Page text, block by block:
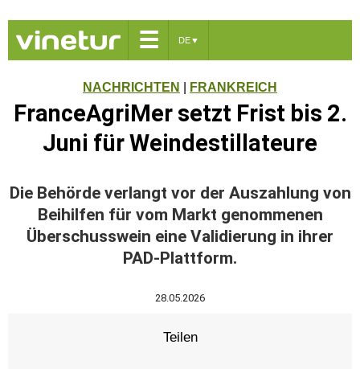
☰ DE▼
NACHRICHTEN FRANKREICH
FranceAgriMer setzt Frist bis 2.
Juni für Weindestillateure
Die Behörde verlangt vor der Auszahlung von
Beihilfen für vom Markt genommenen
Überschusswein eine Validierung in ihrer
PAD-Plattform.
28.05.2026
Teilen